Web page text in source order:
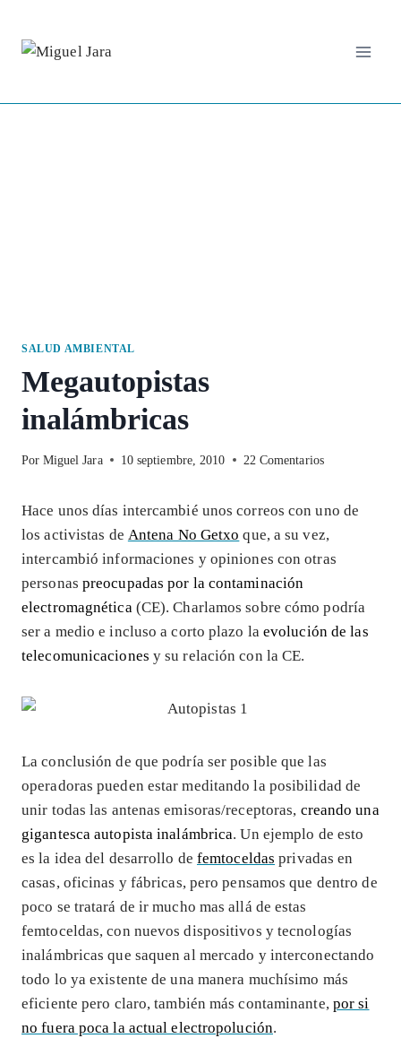
contenido
SALUD AMBIENTAL
Megautopistas
inalámbricas
Por Miguel Jara 10 septiembre, 2010 22 Comentarios
Hace unos días intercambié unos correos con uno de
los activistas de Antena No Getxo que, a su vez,
intercambió informaciones y opiniones con otras
personas preocupadas por la contaminación
electromagnética (CE). Charlamos sobre cómo podría
ser a medio e incluso a corto plazo la evolución de las
telecomunicaciones y su relación con la CE.
La conclusión de que podría ser posible que las
operadoras pueden estar meditando la posibilidad de
unir todas las antenas emisoras/receptoras, creando una
gigantesca autopista inalámbrica. Un ejemplo de esto
es la idea del desarrollo de femtoceldas privadas en
casas, oficinas y fábricas, pero pensamos que dentro de
poco se tratará de ir mucho mas allá de estas
femtoceldas, con nuevos dispositivos y tecnologías
inalámbricas que saquen al mercado y interconectando
todo lo ya existente de una manera muchísimo más
eficiente pero claro, también más contaminante, por si
no fuera poca la actual electropolución.